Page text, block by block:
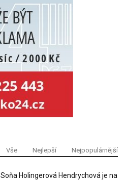
Vše Nejlepší Nejpopulárnější
Soňa Holingerová Hendrychová je na